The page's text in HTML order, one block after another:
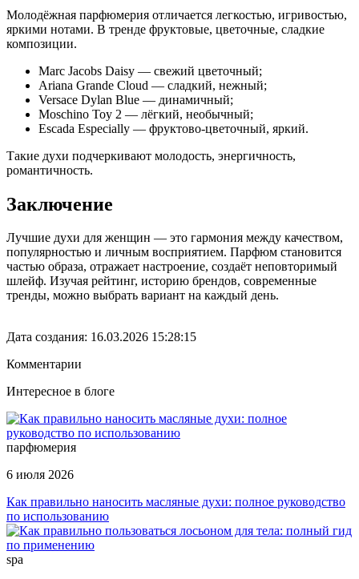
Молодёжная парфюмерия отличается легкостью, игривостью,
яркими нотами. В тренде фруктовые, цветочные, сладкие
композиции.
Marc Jacobs Daisy — свежий цветочный;
Ariana Grande Cloud — сладкий, нежный;
Versace Dylan Blue — динамичный;
Moschino Toy 2 — лёгкий, необычный;
Escada Especially — фруктово-цветочный, яркий.
Такие духи подчеркивают молодость, энергичность,
романтичность.
Заключение
Лучшие духи для женщин — это гармония между качеством,
популярностью и личным восприятием. Парфюм становится
частью образа, отражает настроение, создаёт неповторимый
шлейф. Изучая рейтинг, историю брендов, современные
тренды, можно выбрать вариант на каждый день.
Дата создания: 16.03.2026 15:28:15
Комментарии
Интересное в блоге
парфюмерия
6 июля 2026
Как правильно наносить масляные духи: полное руководство
по использованию
spa